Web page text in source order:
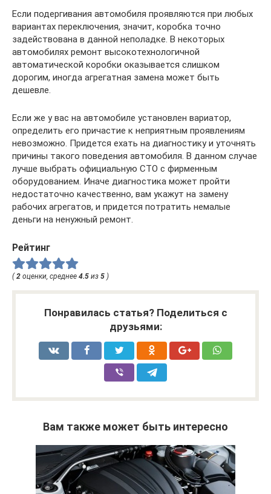
Если подергивания автомобиля проявляются при любых
вариантах переключения, значит, коробка точно
задействована в данной неполадке. В некоторых
автомобилях ремонт высокотехнологичной
автоматической коробки оказывается слишком
дорогим, иногда агрегатная замена может быть
дешевле.
Если же у вас на автомобиле установлен вариатор,
определить его причастие к неприятным проявлениям
невозможно. Придется ехать на диагностику и уточнять
причины такого поведения автомобиля. В данном случае
лучше выбрать официальную СТО с фирменным
оборудованием. Иначе диагностика может пройти
недостаточно качественно, вам укажут на замену
рабочих агрегатов, и придется потратить немалые
деньги на ненужный ремонт.
Рейтинг
(2 оценки, среднее 4.5 из 5 )
Понравилась статья? Поделиться с
друзьями:
Вам также может быть интересно